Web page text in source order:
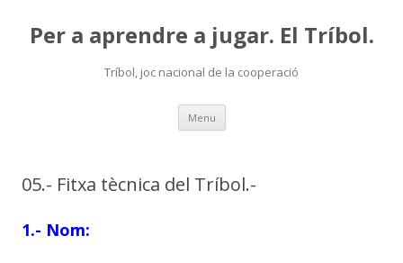
Per a aprendre a jugar. El Tríbol.
Tríbol, joc nacional de la cooperació
Menu Skip
content
05.- Fitxa tècnica del Tríbol.-
1.- Nom: